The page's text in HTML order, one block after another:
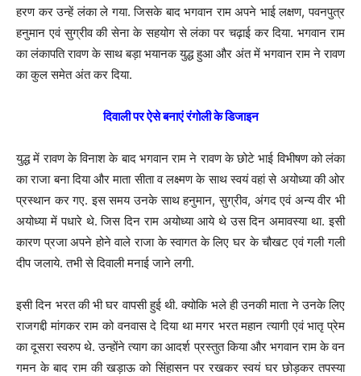
हरण कर उन्हें लंका ले गया. जिसके बाद भगवान राम अपने भाई लक्षण, पवनपुत्र
हनुमान एवं सुग्रीव की सेना के सहयोग से लंका पर चढ़ाई कर दिया. भगवान राम
का लंकापति रावण के साथ बड़ा भयानक युद्ध हुआ और अंत में भगवान राम ने रावण
का कुल समेत अंत कर दिया.
दिवाली पर ऐसे बनाएं रंगोली के डिजाइन
युद्ध में रावण के विनाश के बाद भगवान राम ने रावण के छोटे भाई विभीषण को लंका
का राजा बना दिया और माता सीता व लक्ष्मण के साथ स्वयं वहां से अयोध्या की ओर
प्रस्थान कर गए. इस समय उनके साथ हनुमान, सुग्रीव, अंगद एवं अन्य वीर भी
अयोध्या में पधारे थे. जिस दिन राम अयोध्या आये थे उस दिन अमावस्या था. इसी
कारण प्रजा अपने होने वाले राजा के स्वागत के लिए घर के चौखट एवं गली गली
दीप जलाये. तभी से दिवाली मनाई जाने लगी.
इसी दिन भरत की भी घर वापसी हुई थी. क्योकि भले ही उनकी माता ने उनके लिए
राजगद्दी मांगकर राम को वनवास दे दिया था मगर भरत महान त्यागी एवं भातृ प्रेम
का दूसरा स्वरुप थे. उन्होंने त्याग का आदर्श प्रस्तुत किया और भगवान राम के वन
गमन के बाद राम की खड़ाऊ को सिंहासन पर रखकर स्वयं घर छोड़कर तपस्या